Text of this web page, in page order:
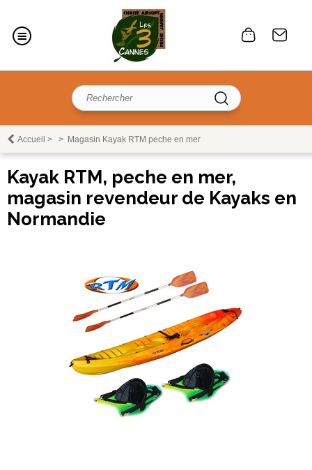
Accueil > > Magasin Kayak RTM peche en mer
Kayak RTM, peche en mer,
magasin revendeur de Kayaks en
Normandie